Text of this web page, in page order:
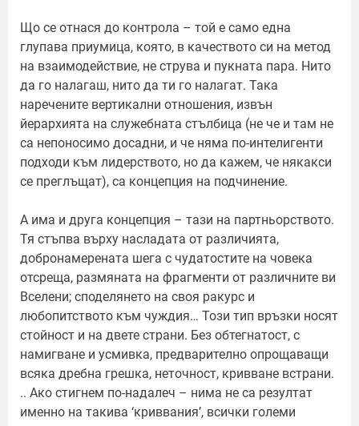
Що се отнася до контрола – той е само една
глупава приумица, която, в качеството си на метод
на взаимодействие, не струва и пукната пара. Нито
да го налагаш, нито да ти го налагат. Така
наречените вертикални отношения, извън
йерархията на служебната стълбица (не че и там не
са непоносимо досадни, и че няма по-интелигенти
подходи към лидерството, но да кажем, че някакси
се преглъщат), са концепция на подчинение.
А има и друга концепция – тази на партньорството.
Тя стъпва върху насладата от различията,
добронамерената шега с чудатостите на човека
отсреща, размяната на фрагменти от различните ви
Вселени; споделянето на своя ракурс и
любопитството към чуждия… Този тип връзки носят
стойност и на двете страни. Без обтегнатост, с
намигване и усмивка, предварително опрощаващи
всяка дребна грешка, неточност, кривване встрани.
.. Ако стигнем по-надалеч – нима не са резултат
именно на такива ‘криввания’, всички големи